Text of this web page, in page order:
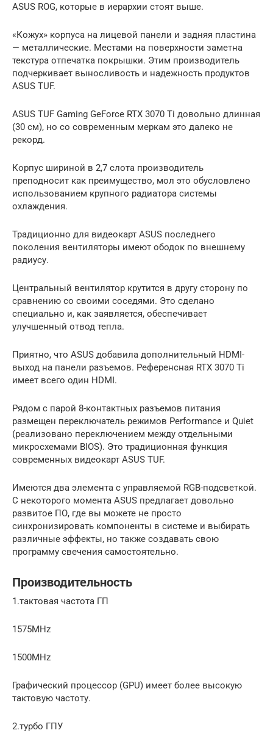
ASUS ROG, которые в иерархии стоят выше.
«Кожух» корпуса на лицевой панели и задняя пластина
— металлические. Местами на поверхности заметна
текстура отпечатка покрышки. Этим производитель
подчеркивает выносливость и надежность продуктов
ASUS TUF.
ASUS TUF Gaming GeForce RTX 3070 Ti довольно длинная
(30 см), но со современным меркам это далеко не
рекорд.
Корпус шириной в 2,7 слота производитель
преподносит как преимущество, мол это обусловлено
использованием крупного радиатора системы
охлаждения.
Традиционно для видеокарт ASUS последнего
поколения вентиляторы имеют ободок по внешнему
радиусу.
Центральный вентилятор крутится в другу сторону по
сравнению со своими соседями. Это сделано
специально и, как заявляется, обеспечивает
улучшенный отвод тепла.
Приятно, что ASUS добавила дополнительный HDMI-
выход на панели разъемов. Референсная RTX 3070 Ti
имеет всего один HDMI.
Рядом с парой 8-контактных разъемов питания
размещен переключатель режимов Performance и Quiet
(реализовано переключением между отдельными
микросхемами BIOS). Это традиционная функция
современных видеокарт ASUS TUF.
Имеются два элемента с управляемой RGB-подсветкой.
С некоторого момента ASUS предлагает довольно
развитое ПО, где вы можете не просто
синхронизировать компоненты в системе и выбирать
различные эффекты, но также создавать свою
программу свечения самостоятельно.
Производительность
1.тактовая частота ГП
1575MHz
1500MHz
Графический процессор (GPU) имеет более высокую
тактовую частоту.
2.турбо ГПУ